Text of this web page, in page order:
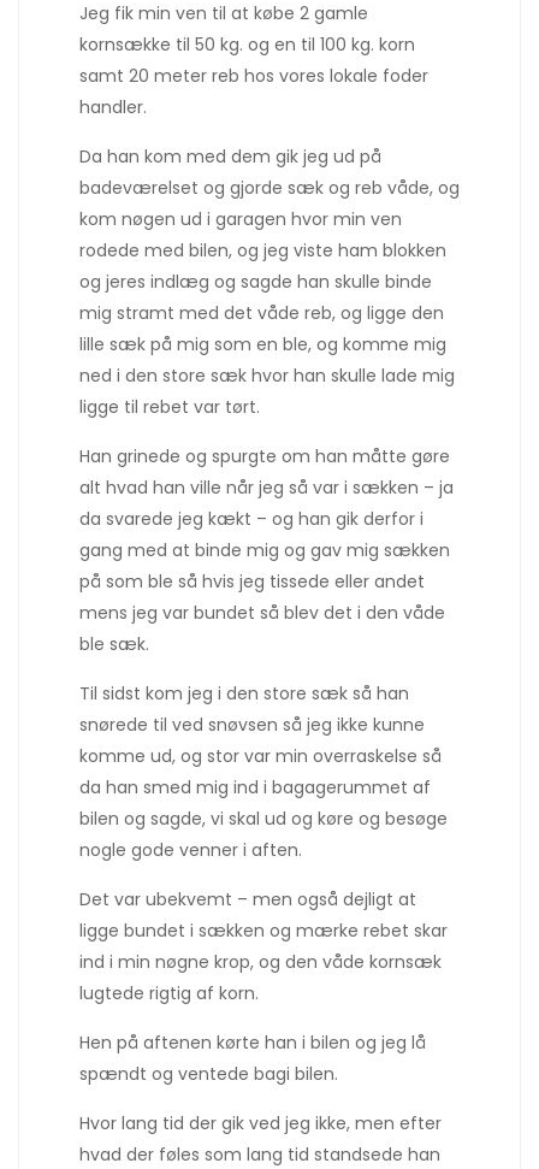
Jeg fik min ven til at købe 2 gamle
kornsække til 50 kg. og en til 100 kg. korn
samt 20 meter reb hos vores lokale foder
handler.
Da han kom med dem gik jeg ud på
badeværelset og gjorde sæk og reb våde, og
kom nøgen ud i garagen hvor min ven
rodede med bilen, og jeg viste ham blokken
og jeres indlæg og sagde han skulle binde
mig stramt med det våde reb, og ligge den
lille sæk på mig som en ble, og komme mig
ned i den store sæk hvor han skulle lade mig
ligge til rebet var tørt.
Han grinede og spurgte om han måtte gøre
alt hvad han ville når jeg så var i sækken – ja
da svarede jeg kækt – og han gik derfor i
gang med at binde mig og gav mig sækken
på som ble så hvis jeg tissede eller andet
mens jeg var bundet så blev det i den våde
ble sæk.
Til sidst kom jeg i den store sæk så han
snørede til ved snøvsen så jeg ikke kunne
komme ud, og stor var min overraskelse så
da han smed mig ind i bagagerummet af
bilen og sagde, vi skal ud og køre og besøge
nogle gode venner i aften.
Det var ubekvemt – men også dejligt at
ligge bundet i sækken og mærke rebet skar
ind i min nøgne krop, og den våde kornsæk
lugtede rigtig af korn.
Hen på aftenen kørte han i bilen og jeg lå
spændt og ventede bagi bilen.
Hvor lang tid der gik ved jeg ikke, men efter
hvad der føles som lang tid standsede han